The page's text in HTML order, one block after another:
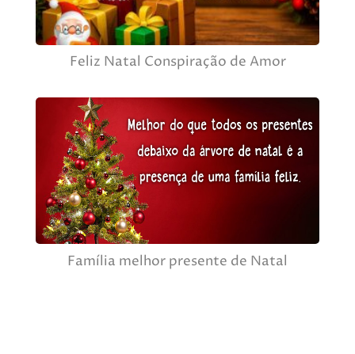
Feliz Natal Conspiração de Amor
Família melhor presente de Natal